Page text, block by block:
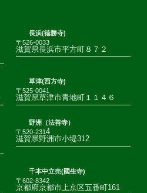
長浜(徳勝寺)
〒526-0033
滋賀県長浜市平方町８７２
草津(西方寺)
〒525-0041
滋賀県草津市青地町１１４６
野洲（法善寺）
〒520-2314
滋賀県野洲市小堤312
千本中立売(國生寺)
〒602-8342
京都府京都市上京区五番町161